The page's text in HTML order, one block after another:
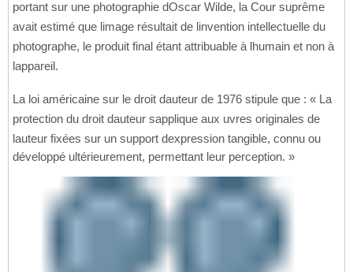
portant sur une photographie dOscar Wilde, la Cour suprême
avait estimé que limage résultait de linvention intellectuelle du
photographe, le produit final étant attribuable à lhumain et non à
lappareil.
La loi américaine sur le droit dauteur de 1976 stipule que : « La
protection du droit dauteur sapplique aux uvres originales de
lauteur fixées sur un support dexpression tangible, connu ou
développé ultérieurement, permettant leur perception. »